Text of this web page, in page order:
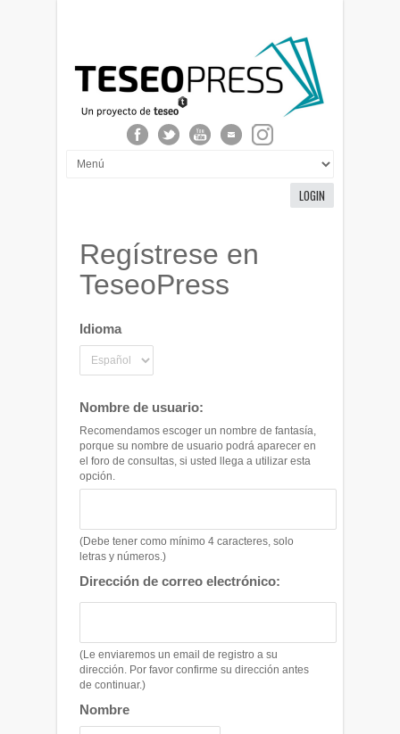
LOGIN
Regístrese en
TeseoPress
Idioma
Nombre de usuario:
Recomendamos escoger un nombre de fantasía,
porque su nombre de usuario podrá aparecer en
el foro de consultas, si usted llega a utilizar esta
opción.
(Debe tener como mínimo 4 caracteres, solo
letras y números.)
Dirección de correo electrónico:
(Le enviaremos un email de registro a su
dirección. Por favor confirme su dirección antes
de continuar.)
Nombre